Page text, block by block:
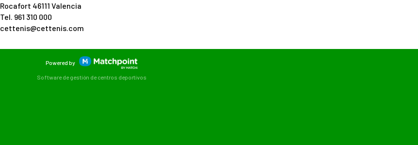
Rocafort 46111 Valencia
Tel. 961 310 000
cettenis@cettenis.com
Powered by
Software de gestión de centros deportivos